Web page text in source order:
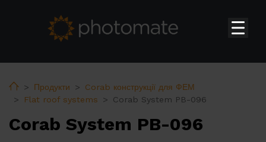
HomeПродукти
Corab конструкції для ФЕМ
Flat roof systems
Corab System PB-096
Corab System PB-096
Продукти
Huawei Інвертори для домогосподарств
Huawei Комерційні та Промислові інвертори